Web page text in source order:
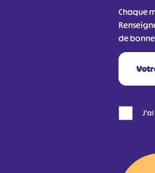
Chaque
de